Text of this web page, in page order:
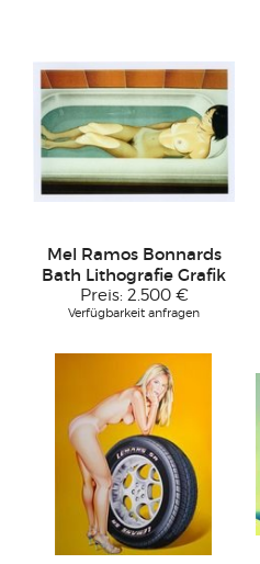
Mel Ramos Bonnards
Bath Lithografie Grafik
Preis: 2.500 €
Verfügbarkeit anfragen